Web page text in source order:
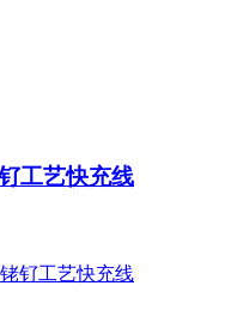
工艺快充线